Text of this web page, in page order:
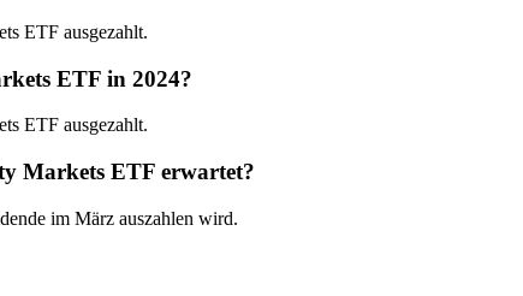
ETF ausgezahlt.
ETF in 2024?
ETF ausgezahlt.
Markets ETF erwartet?
im März auszahlen wird.